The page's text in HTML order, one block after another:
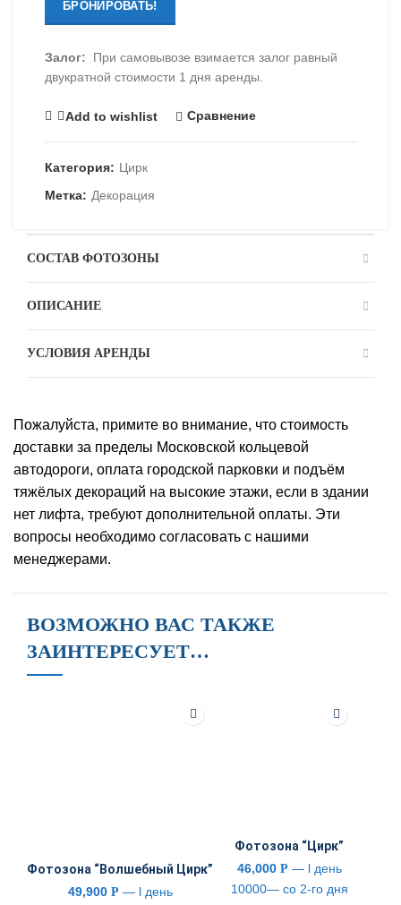
БРОНИРОВАТЬ!
Залог: При самовывозе взимается залог равный
двукратной стоимости 1 дня аренды.
Add to wishlist Сравнение
Категория: Цирк
Метка: Декорация
СОСТАВ ФОТОЗОНЫ
ОПИСАНИЕ
УСЛОВИЯ АРЕНДЫ
Пожалуйста, примите во внимание, что стоимость
доставки за пределы Московской кольцевой
автодороги, оплата городской парковки и подъём
тяжёлых декораций на высокие этажи, если в здании
нет лифта, требуют дополнительной оплаты. Эти
вопросы необходимо согласовать с нашими
менеджерами.
ВОЗМОЖНО ВАС ТАКЖЕ
ЗАИНТЕРЕСУЕТ…
Фотозона “Волшебный Цирк”
49,900 Р — l день
Фотозона “Цирк”
46,000 Р — l день
10000— со 2-го дня